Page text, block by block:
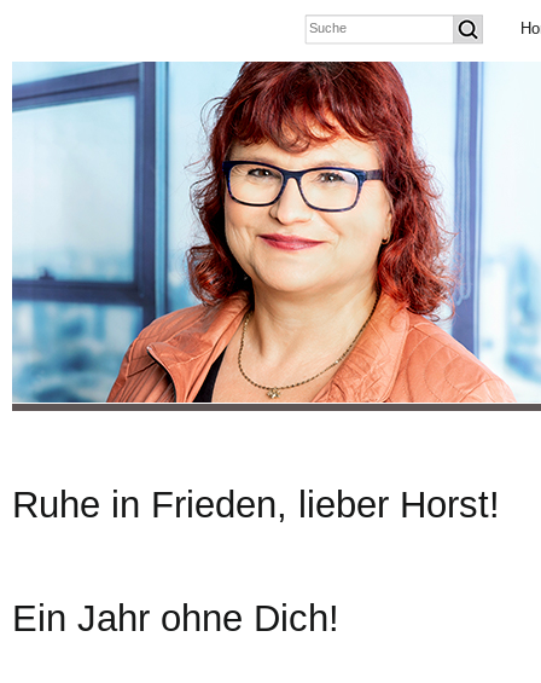
Ruhe in Frieden, lieber Horst!
Ein Jahr ohne Dich!